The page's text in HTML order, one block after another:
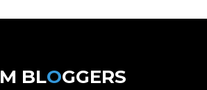
BLOGGERS